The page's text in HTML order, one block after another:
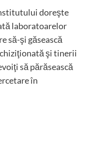
doreşte
laboratoarelor
să-şi găsească
şi tinerii
să părăsească
în